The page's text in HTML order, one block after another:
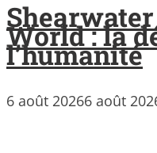
World : la
l’humanité
6 août 20266 août